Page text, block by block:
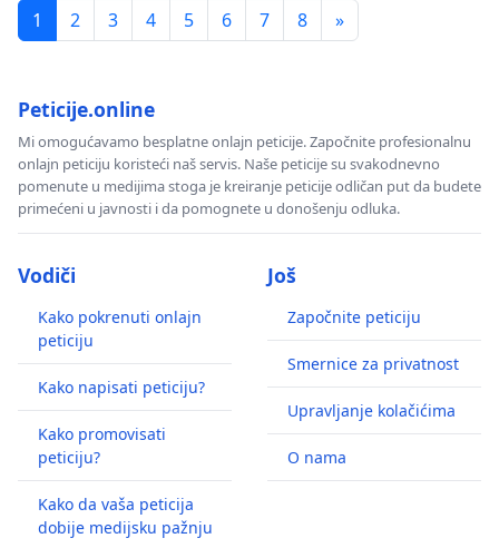
1
2 3 4 5 6 7 8 »
Peticije.online
Mi omogućavamo besplatne onlajn peticije. Započnite profesionalnu
onlajn peticiju koristeći naš servis. Naše peticije su svakodnevno
pomenute u medijima stoga je kreiranje peticije odličan put da budete
primećeni u javnosti i da pomognete u donošenju odluka.
Vodiči
Kako pokrenuti onlajn
peticiju
Kako napisati peticiju?
Kako promovisati
peticiju?
Kako da vaša peticija
dobije medijsku pažnju
Još
Započnite peticiju
Smernice za privatnost
Upravljanje kolačićima
O nama